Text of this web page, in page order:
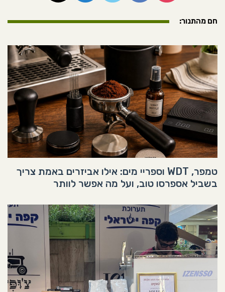
חם מהתנור:
טמפר, WDT וספריי מים: אילו אביזרים באמת צריך
בשביל אספרסו טוב, ועל מה אפשר לוותר